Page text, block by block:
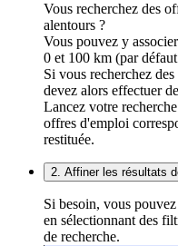
Vous recherchez des
alentours ?
Vous pouvez y
0 et 100 km (par
Si vous recherchez
devez alors effectuer
Lancez votre
offres d'emploi
restituée.
2. Affiner les résultats
Si besoin, vous
en sélectionnant des
de recherche.